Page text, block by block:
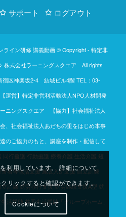
サポート ログアウト
ライン研修 講義動画 © Copyright - 特定非
株式会社ラーニングスクエア All rights
区神楽坂2-4 結城ビル4階TEL：03-
運営】特定非営利活動法人NPO人材開発
ニングスクエア 【協力】社会福祉法人
、社会福祉法人あだちの里をはじめ本事
のご協力のもと、講座を制作・配信して
行援護 行動援護 療養介護 生活介護 短
者等包括支援 施設入所支援 自立訓練
訓練 就労移行支援 就労継続支援A型 就
活援助 共同生活援助「グループホーム」
利用しています。 詳細について
リックすると確認ができます。
Cookieについて